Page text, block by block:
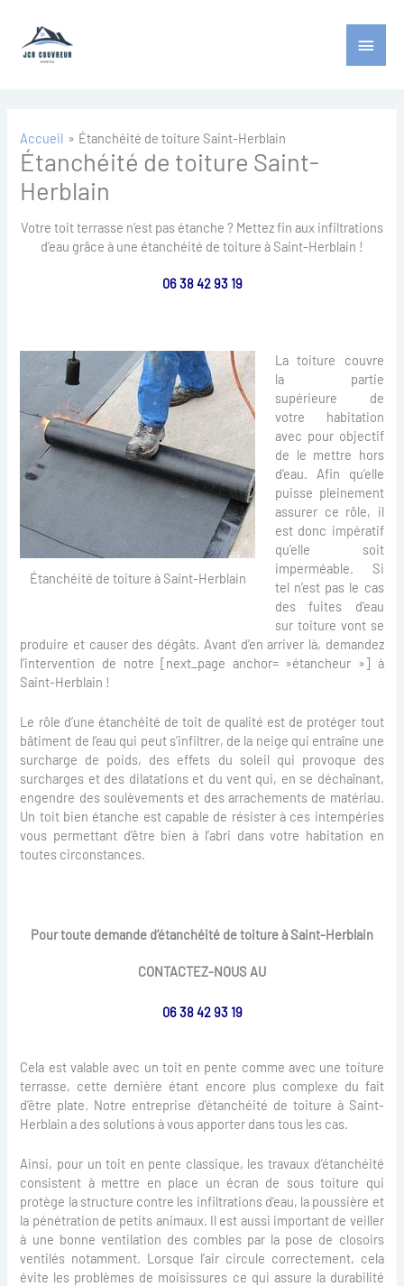
contenu
Menu
Accueil Étanchéité de toiture Saint-Herblain
Étanchéité de toiture Saint-
Herblain
Votre toit terrasse n’est pas étanche ? Mettez fin aux infiltrations
d’eau grâce à une étanchéité de toiture à Saint-Herblain !
06 38 42 93 19
Étanchéité de toiture à Saint-Herblain
La toiture couvre
la partie
supérieure de
votre habitation
avec pour objectif
de le mettre hors
d’eau. Afin qu’elle
puisse pleinement
assurer ce rôle, il
est donc impératif
qu’elle soit
imperméable. Si
tel n’est pas le cas
des fuites d’eau
sur toiture vont se
produire et causer des dégâts. Avant d’en arriver là, demandez
l’intervention de notre [next_page anchor= »étancheur »] à
Saint-Herblain !
Le rôle d’une étanchéité de toit de qualité est de protéger tout
bâtiment de l’eau qui peut s’infiltrer, de la neige qui entraîne une
surcharge de poids, des effets du soleil qui provoque des
surcharges et des dilatations et du vent qui, en se déchaînant,
engendre des soulèvements et des arrachements de matériau.
Un toit bien étanche est capable de résister à ces intempéries
vous permettant d’être bien à l’abri dans votre habitation en
toutes circonstances.
Pour toute demande d’étanchéité de toiture à Saint-Herblain
CONTACTEZ-NOUS AU
06 38 42 93 19
Cela est valable avec un toit en pente comme avec une toiture
terrasse, cette dernière étant encore plus complexe du fait
d’être plate. Notre entreprise d’étanchéité de toiture à Saint-
Herblain a des solutions à vous apporter dans tous les cas.
Ainsi, pour un toit en pente classique, les travaux d’étanchéité
consistent à mettre en place un écran de sous toiture qui
protège la structure contre les infiltrations d’eau, la poussière et
la pénétration de petits animaux. Il est aussi important de veiller
à une bonne ventilation des combles par la pose de closoirs
ventilés notamment. Lorsque l’air circule correctement, cela
évite les problèmes de moisissures ce qui assure la durabilité